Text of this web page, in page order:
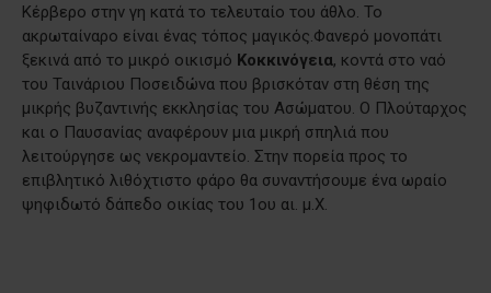
Κέρβερο στην γη κατά το τελευταίο του άθλο. Το
ακρωταίναρο είναι ένας τόπος μαγικός.Φανερό μονοπάτι
ξεκινά από το μικρό οικισμό Κοκκινόγεια, κοντά στο ναό
του Ταινάριου Ποσειδώνα που βρισκόταν στη θέση της
μικρής βυζαντινής εκκλησίας του Ασώματου. Ο Πλούταρχος
και ο Παυσανίας αναφέρουν μια μικρή σπηλιά που
λειτούργησε ως νεκρομαντείο. Στην πορεία προς το
επιβλητικό λιθόχτιστο φάρο θα συναντήσουμε ένα ωραίο
ψηφιδωτό δάπεδο οικίας του 1ου αι. μ.Χ.